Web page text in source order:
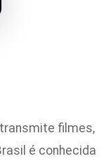
filmes,
é conhecida